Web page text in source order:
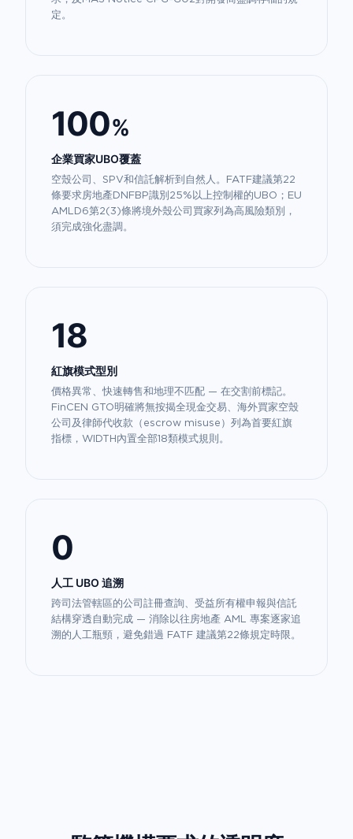
定。
100%
企業買家UBO覆蓋
空殼公司、SPV和信託解析到自然人。FATF建議第22
條要求房地產DNFBP識別25%以上控制權的UBO；EU
AMLD6第2(3)條將境外殼公司買家列為高風險類別，
須完成強化盡調。
18
紅旗模式型別
價格異常、快速轉售和地理不匹配 — 在交割前標記。
FinCEN GTO明確將無按揭全現金交易、海外買家空殼
公司及律師代收款（escrow misuse）列為首要紅旗
指標，WIDTH內置全部18類模式規則。
0
人工 UBO 追溯
跨司法管轄區的公司註冊查詢、受益所有權申報與信託
結構穿透自動完成 — 消除以往房地產 AML 專案逐家追
溯的人工瓶頸，避免錯過 FATF 建議第22條規定時限。